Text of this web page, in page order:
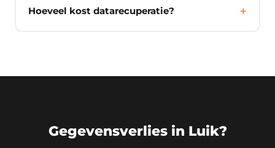
Hoeveel kost datarecuperatie?
Gegevensverlies in Luik?